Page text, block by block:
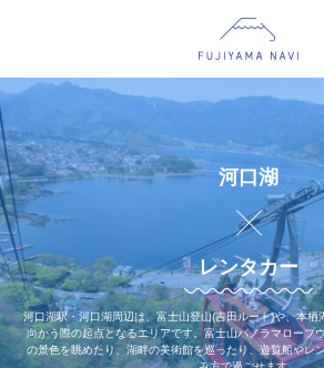
河口湖
レンタカー
河口湖駅・河口湖周辺は、富士山登山(吉田ルート)や、本栖
向かう際の起点となるエリアです。富士山パノラマロープ
の景色を眺めたり、湖畔の美術館を巡ったり、遊覧船やレ